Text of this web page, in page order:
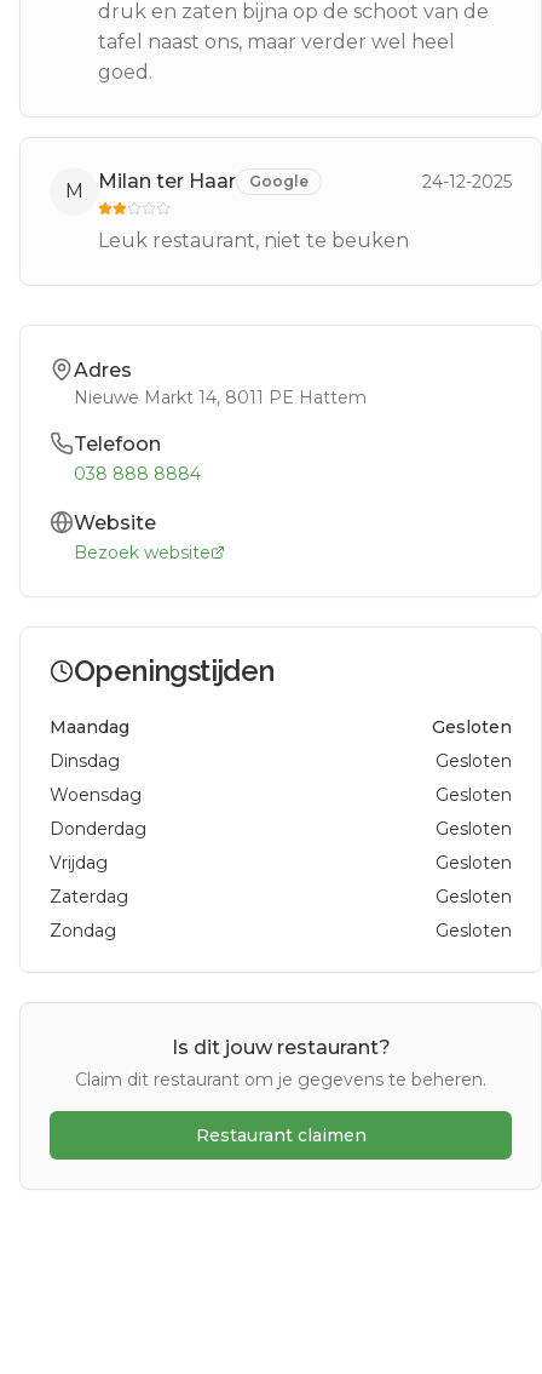
druk en zaten bijna op de schoot van de
tafel naast ons, maar verder wel heel
goed.
M Milan ter Haar Google 24-12-2025
Leuk restaurant, niet te beuken
Adres
Nieuwe Markt 14, 8011 PE Hattem
Telefoon
038 888 8884
Website
Bezoek website
Openingstijden
Maandag
Gesloten
Dinsdag
Gesloten
Woensdag
Gesloten
Donderdag
Gesloten
Vrijdag
Gesloten
Zaterdag
Gesloten
Zondag
Gesloten
Is dit jouw restaurant?
Claim dit restaurant om je gegevens te beheren.
Restaurant claimen